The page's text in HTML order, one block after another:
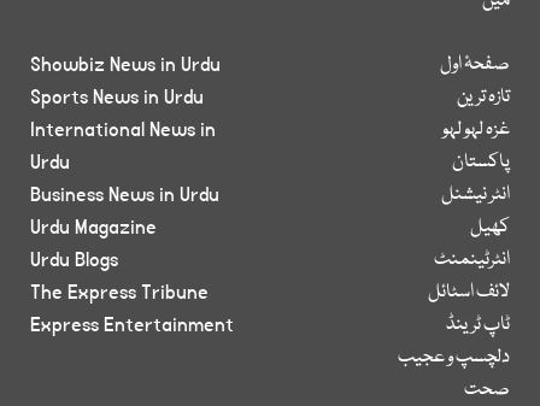
صفحۂ اول
تازہ ترین
غزہ لہو لہو
پاکستان
انٹر نیشنل
کھیل
انٹرٹینمنٹ
لائف اسٹائل
ٹاپ ٹرینڈ
دلچسپ و عجیب
صحت
Showbiz News in Urdu
Sports News in Urdu
International News in
Urdu
Business News in Urdu
Urdu Magazine
Urdu Blogs
The Express Tribune
Express Entertainment